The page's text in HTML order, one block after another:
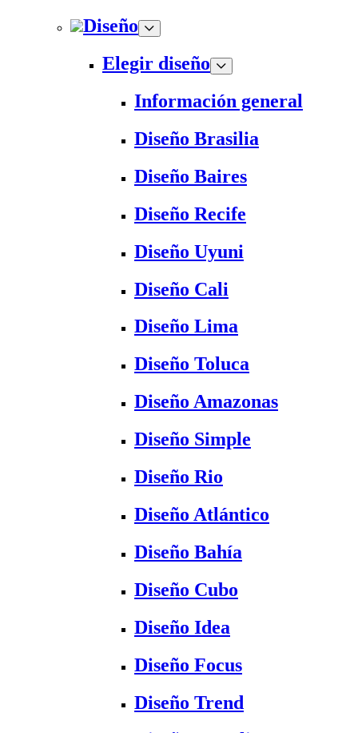
Diseño
Elegir diseño
Información general
Diseño Brasilia
Diseño Baires
Diseño Recife
Diseño Uyuni
Diseño Cali
Diseño Lima
Diseño Toluca
Diseño Amazonas
Diseño Simple
Diseño Rio
Diseño Atlántico
Diseño Bahía
Diseño Cubo
Diseño Idea
Diseño Focus
Diseño Trend